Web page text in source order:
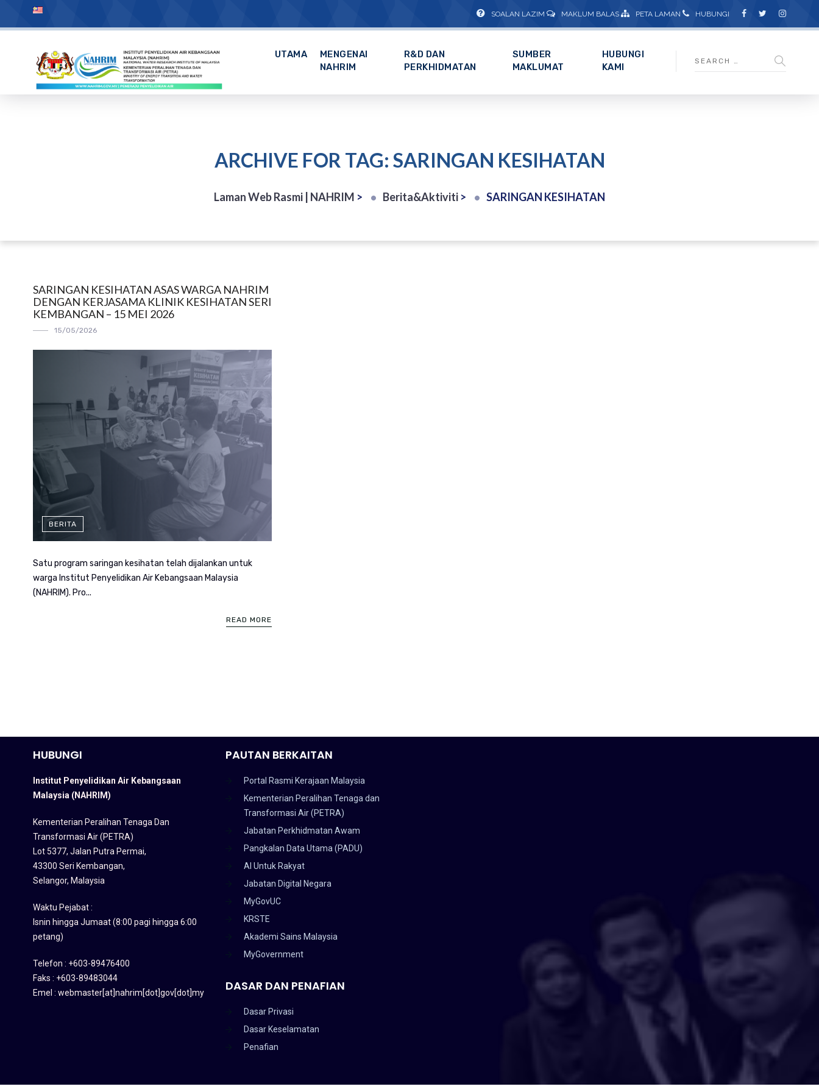
SOALAN LAZIM MAKLUM BALAS PETA LAMAN HUBUNGI
UTAMA
MENGENAI
NAHRIM
R&D DAN
PERKHIDMATAN
SUMBER
MAKLUMAT
HUBUNGI
KAMI
ARCHIVE FOR TAG: SARINGAN KESIHATAN
Laman Web Rasmi | NAHRIM > Berita&Aktiviti > SARINGAN KESIHATAN
SARINGAN KESIHATAN ASAS WARGA NAHRIM
DENGAN KERJASAMA KLINIK KESIHATAN SERI
KEMBANGAN – 15 MEI 2026
15/05/2026
BERITA
Satu program saringan kesihatan telah dijalankan untuk
warga Institut Penyelidikan Air Kebangsaan Malaysia
(NAHRIM). Pro...
READ MORE
HUBUNGI
Institut Penyelidikan Air Kebangsaan
Malaysia (NAHRIM)
Kementerian Peralihan Tenaga Dan
Transformasi Air (PETRA)
Lot 5377, Jalan Putra Permai,
43300 Seri Kembangan,
Selangor, Malaysia
Waktu Pejabat :
Isnin hingga Jumaat (8:00 pagi hingga 6:00
petang)
Telefon : +603-89476400
Faks : +603-89483044
Emel : webmaster[at]nahrim[dot]gov[dot]my
PAUTAN BERKAITAN
Portal Rasmi Kerajaan Malaysia
Kementerian Peralihan Tenaga dan
Transformasi Air (PETRA)
Jabatan Perkhidmatan Awam
Pangkalan Data Utama (PADU)
AI Untuk Rakyat
Jabatan Digital Negara
MyGovUC
KRSTE
Akademi Sains Malaysia
MyGovernment
DASAR DAN PENAFIAN
Dasar Privasi
Dasar Keselamatan
Penafian